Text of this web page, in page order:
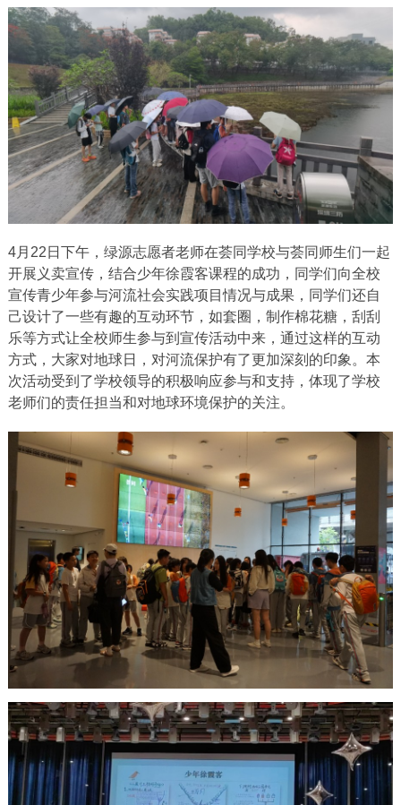
4月22日下午，绿源志愿者老师在荟同学校与荟同师生们一起
开展义卖宣传，结合少年徐霞客课程的成功，同学们向全校
宣传青少年参与河流社会实践项目情况与成果，同学们还自
己设计了一些有趣的互动环节，如套圈，制作棉花糖，刮刮
乐等方式让全校师生参与到宣传活动中来，通过这样的互动
方式，大家对地球日，对河流保护有了更加深刻的印象。本
次活动受到了学校领导的积极响应参与和支持，体现了学校
老师们的责任担当和对地球环境保护的关注。